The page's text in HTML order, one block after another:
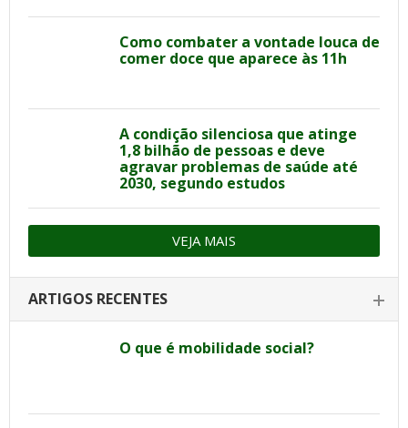
Como combater a vontade louca de
comer doce que aparece às 11h
A condição silenciosa que atinge
1,8 bilhão de pessoas e deve
agravar problemas de saúde até
2030, segundo estudos
VEJA MAIS
ARTIGOS RECENTES
O que é mobilidade social?